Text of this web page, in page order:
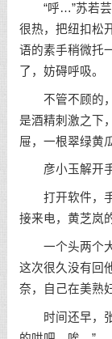
“呼…”苏若芸
很热，把纽扣松
语的素手稍微托
了，妨碍呼吸。
不管不顾的，
是酒精刺激之下
屉，一根翠绿黄
彦小玉解开手
打开软件，手
接来电，黄芝岚
一个头两个大
这次很久没有回
奈，自己在美熟
时间还早，张